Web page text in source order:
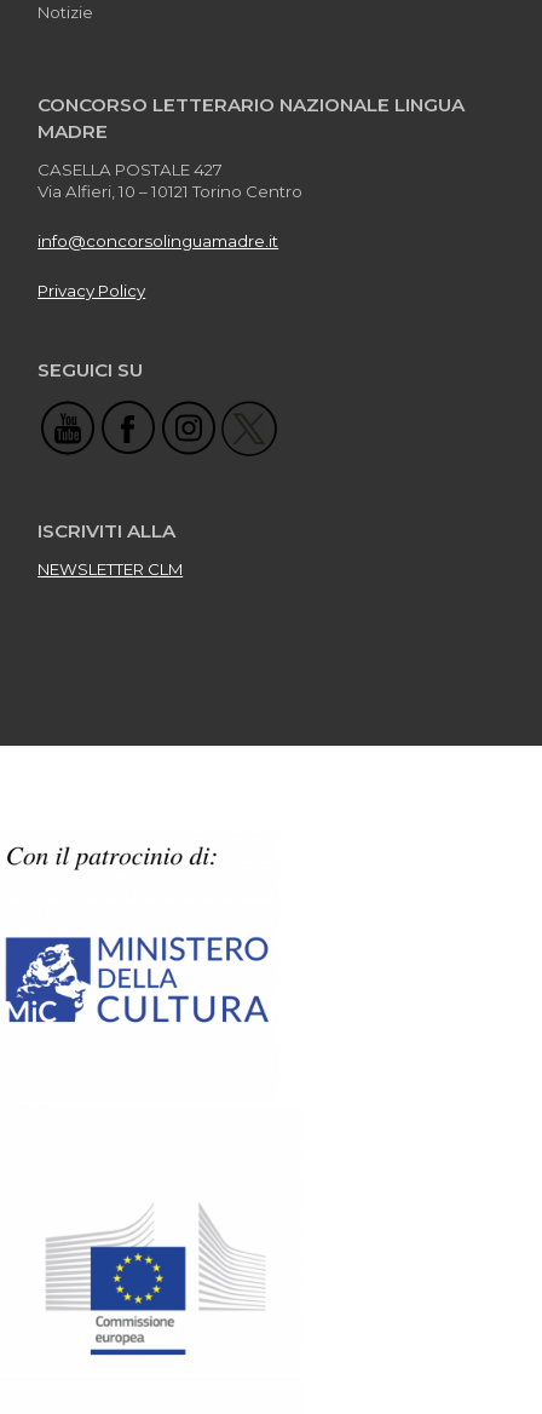
Notizie
CONCORSO LETTERARIO NAZIONALE LINGUA
MADRE
CASELLA POSTALE 427
Via Alfieri, 10 – 10121 Torino Centro
info@concorsolinguamadre.it
Privacy Policy
SEGUICI SU
ISCRIVITI ALLA
NEWSLETTER CLM